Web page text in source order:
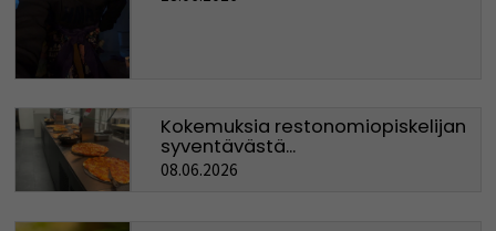
Kokemuksia restonomiopiskelijan
syventävästä...
08.06.2026